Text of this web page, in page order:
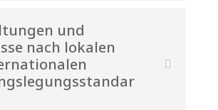
und
nach lokalen